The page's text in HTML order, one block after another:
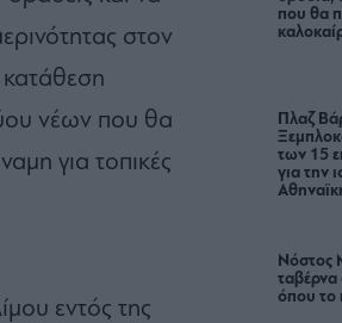
στον
κατάθεση
νέων που θα
για τοπικές
εντός της
που θα
Πλαζ
των 15
για την
Νόστος
όπου το